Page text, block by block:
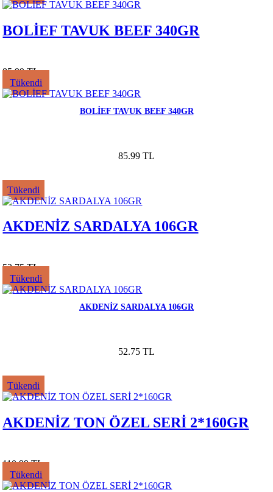
BOLİEF TAVUK BEEF 340GR
85.99 TL
Tükendi
BOLİEF TAVUK BEEF 340GR
85.99 TL
Tükendi
AKDENİZ SARDALYA 106GR
52.75 TL
Tükendi
AKDENİZ SARDALYA 106GR
52.75 TL
Tükendi
AKDENİZ TON ÖZEL SERİ 2*160GR
110.99 TL
Tükendi